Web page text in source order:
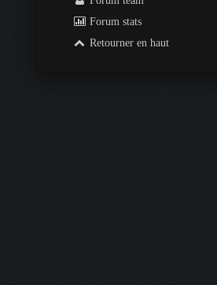
Forum stats
Retourner en haut